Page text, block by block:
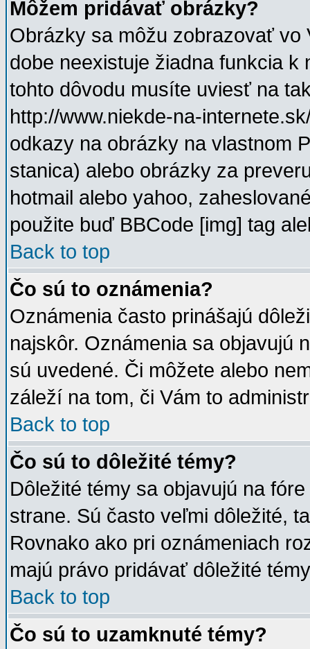
Môžem pridávať obrázky?
Obrázky sa môžu zobrazovať
dobe neexistuje žiadna funkcia
tohto dôvodu musíte uviesť na
http://www.niekde-na-
odkazy na obrázky na vlastnom
stanica) alebo obrázky za
hotmail alebo yahoo,
použite buď BBCode [img] tag
Back to top
Čo sú to oznámenia?
Oznámenia často prinášajú
najskôr. Oznámenia sa objavujú
sú uvedené. Či môžete alebo
záleží na tom, či Vám to
Back to top
Čo sú to dôležité témy?
Dôležité témy sa objavujú na
strane. Sú často veľmi dôležité,
Rovnako ako pri oznámeniach
majú právo pridávať dôležité
Back to top
Čo sú to uzamknuté témy?